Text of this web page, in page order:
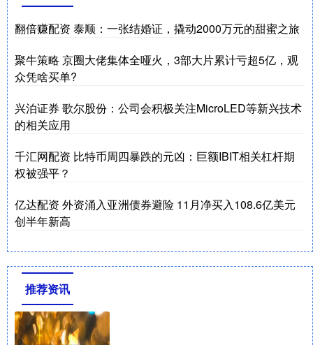
翻倍赚配资 泰顺：一张结婚证，撬动2000万元的甜蜜之旅
聚牛策略 京圈大佬集体全哑火，3部大片累计亏超5亿，观
众凭啥买单?
兴泊证券 歌尔股份：公司会积极关注MicroLED等新兴技术
的相关应用
千汇网配资 比特币周四暴跌的元凶：巨额IBIT相关杠杆期
权被强平？
亿达配资 外资涌入亚洲债券避险 11月净买入108.6亿美元
创半年新高
推荐资讯